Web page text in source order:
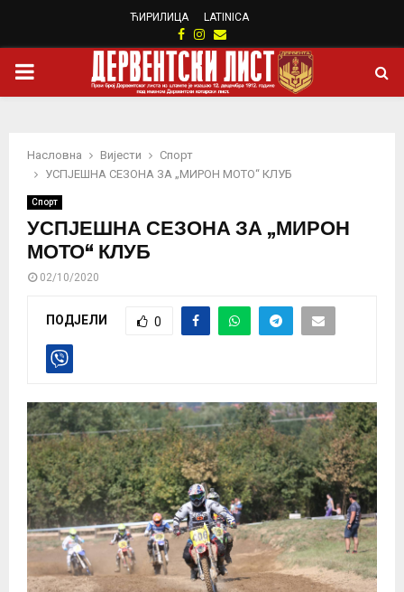
ЋИРИЛИЦА LATINICA
Facebook
Instagram
Email
PRIMARY
Насловна Вијести
Спорт
УСПЈЕШНА СЕЗОНА ЗА „МИРОН МОТО“ КЛУБ
Спорт
УСПЈЕШНА СЕЗОНА ЗА „МИРОН
МОТО“ КЛУБ
02/10/2020
ПОДЈЕЛИ 0